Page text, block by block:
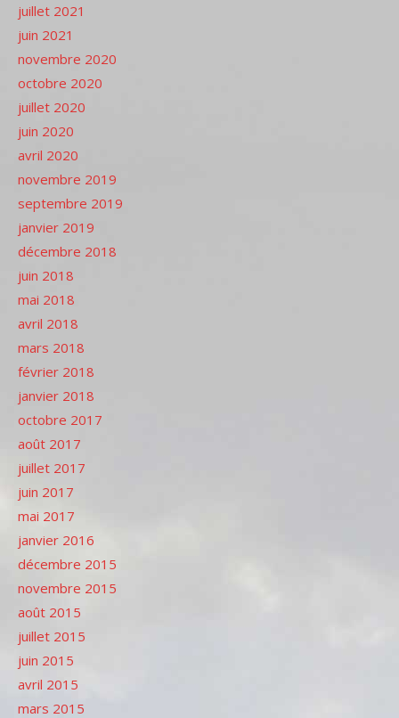
juillet 2021
juin 2021
novembre 2020
octobre 2020
juillet 2020
juin 2020
avril 2020
novembre 2019
septembre 2019
janvier 2019
décembre 2018
juin 2018
mai 2018
avril 2018
mars 2018
février 2018
janvier 2018
octobre 2017
août 2017
juillet 2017
juin 2017
mai 2017
janvier 2016
décembre 2015
novembre 2015
août 2015
juillet 2015
juin 2015
avril 2015
mars 2015